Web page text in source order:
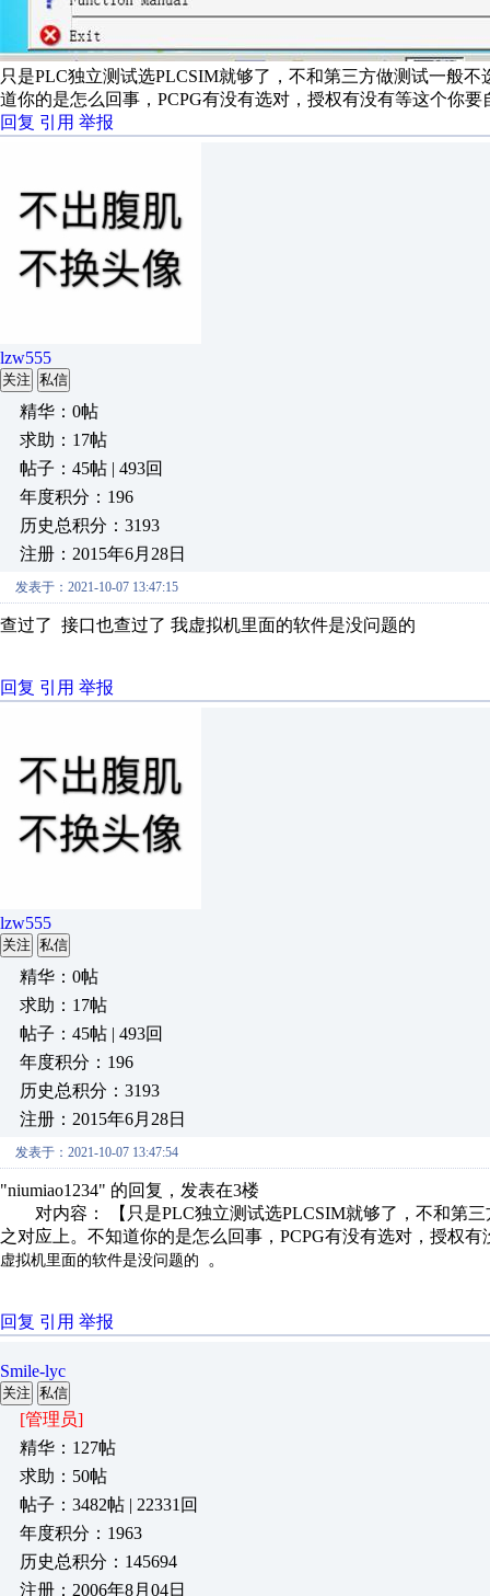
只是PLC独立测试选PLCSIM就够了，不和第三方做测试一般
道你的是怎么回事，PCPG有没有选对，授权有没有等这个你要
回复 引用 举报
lzw555
关注 私信
精华：0帖
求助：17帖
帖子：45帖 | 493回
年度积分：196
历史总积分：3193
注册：2015年6月28日
发表于：2021-10-07 13:47:15
查过了 接口也查过了 我虚拟机里面的软件是没问题的
回复 引用 举报
lzw555
关注 私信
精华：0帖
求助：17帖
帖子：45帖 | 493回
年度积分：196
历史总积分：3193
注册：2015年6月28日
发表于：2021-10-07 13:47:54
"niumiao1234" 的回复，发表在3楼
对内容： 【只是PLC独立测试选PLCSIM就够了，不和第三
之对应上。不知道你的是怎么回事，PCPG有没有选对，授权
虚拟机里面的软件是没问题的 。
回复 引用 举报
Smile-lyc
关注 私信
[管理员]
精华：127帖
求助：50帖
帖子：3482帖 | 22331回
年度积分：1963
历史总积分：145694
注册：2006年8月04日